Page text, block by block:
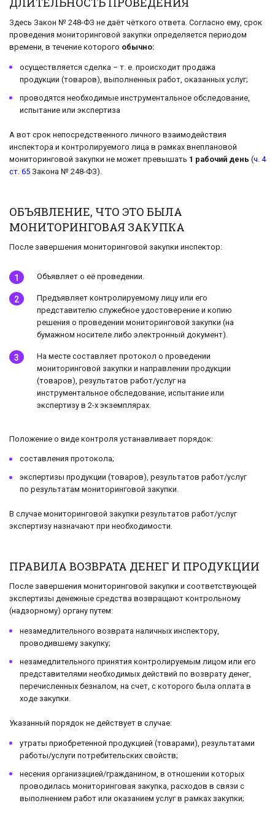
Здесь Закон № 248-ФЗ не даёт чёткого ответа. Согласно ему, срок
проведения мониторинговой закупки определяется периодом
времени, в течение которого обычно:
осуществляется сделка – т. е. происходит продажа
продукции (товаров), выполненных работ, оказанных услуг;
проводятся необходимые инструментальное обследование,
испытание или экспертиза
А вот срок непосредственного личного взаимодействия
инспектора и контролируемого лица в рамках внеплановой
мониторинговой закупки не может превышать 1 рабочий день (ч. 4
ст. 65 Закона № 248-ФЗ).
ОБЪЯВЛЕНИЕ, ЧТО ЭТО БЫЛА
МОНИТОРИНГОВАЯ ЗАКУПКА
После завершения мониторинговой закупки инспектор:
Объявляет о её проведении.
Предъявляет контролируемому лицу или его
представителю служебное удостоверение и копию
решения о проведении мониторинговой закупки (на
бумажном носителе либо электронный документ).
На месте составляет протокол о проведении
мониторинговой закупки и направлении продукции
(товаров), результатов работ/услуг на
инструментальное обследование, испытание или
экспертизу в 2-х экземплярах.
Положение о виде контроля устанавливает порядок:
составления протокола;
экспертизы продукции (товаров), результатов работ/услуг
по результатам мониторинговой закупки.
В случае мониторинговой закупки результатов работ/услуг
экспертизу назначают при необходимости.
ПРАВИЛА ВОЗВРАТА ДЕНЕГ И ПРОДУКЦИИ
После завершения мониторинговой закупки и соответствующей
экспертизы денежные средства возвращают контрольному
(надзорному) органу путем:
незамедлительного возврата наличных инспектору,
проводившему закупку;
незамедлительного принятия контролируемым лицом или его
представителями необходимых действий по возврату денег,
перечисленных безналом, на счет, с которого была оплата в
ходе закупки.
Указанный порядок не действует в случае:
утраты приобретенной продукцией (товарами), результатами
работы/услуги потребительских свойств;
несения организацией/гражданином, в отношении которых
проводилась мониторинговая закупка, расходов в связи с
выполнением работ или оказанием услуг в рамках закупки;